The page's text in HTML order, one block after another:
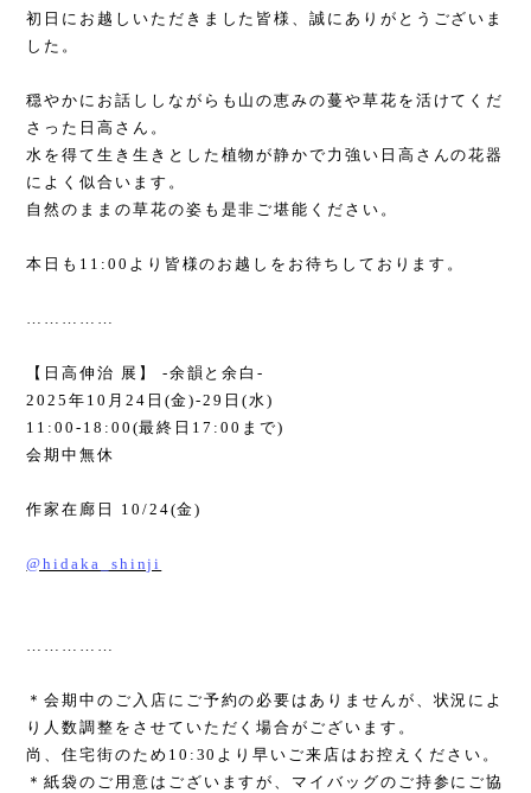
初日にお越しいただきました皆様、誠にありがとうございま
した。
穏やかにお話ししながらも山の恵みの蔓や草花を活けてくだ
さった日高さん。
水を得て生き生きとした植物が静かで力強い日高さんの花器
によく似合います。
自然のままの草花の姿も是非ご堪能ください。
本日も 11:00 より皆様のお越しをお待ちしております。
……………
【日高伸治 展】 -余韻と余白-
2025年 10 月 24 日 (金)-29 日 (水)
11:00-18:00(最終日 17:00 まで)
会期中無休
作家在廊日 10/24(金)
@hidaka_shinji
……………
＊会期中のご入店にご予約の必要はありませんが、状況によ
り人数調整をさせていただく場合がございます。
尚、住宅街のため 10:30 より早いご来店はお控えください。
＊紙袋のご用意はございますが、マイバッグのご持参にご協